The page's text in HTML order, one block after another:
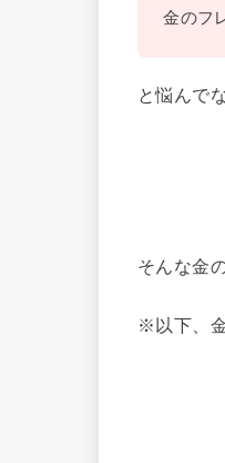
金のフ
と悩んで
そんな金
※以下、